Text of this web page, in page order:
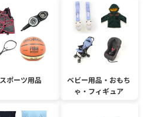
スポーツ用品
ベビー用品・おもち
ゃ・フィギュア